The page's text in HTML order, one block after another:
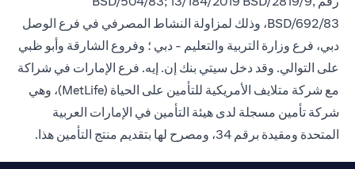
BSD/692/83، وذلك لمزاولة النشاط المصرفي في فرع الوصل
دبي، فرع وزارة التربية والتعليم - دبي ؛ وفروع الشارقة وأبو ظبي
على التوالي. وقد دخل سيتي بنك إن. إيه. فرع الإمارات في شراكة
مع شركة متلايف الأمريكية للتأمين على الحياة (MetLife)، وهي
شركة تأمين مسجلة لدى هيئة التأمين في الإمارات العربية
المتحدة ومقيدة برقم 34، ومصرح لها بتقديم منتج التأمين هذا.